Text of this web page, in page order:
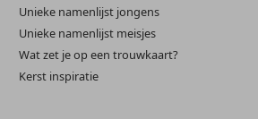
Unieke namenlijst jongens
Unieke namenlijst meisjes
Wat zet je op een trouwkaart?
Kerst inspiratie